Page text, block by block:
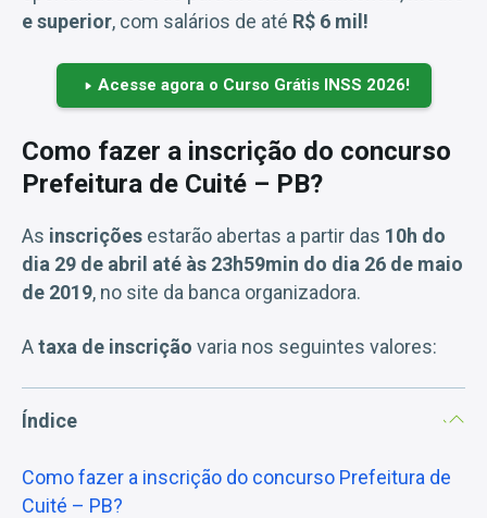
e superior, com salários de até R$ 6 mil!
Acesse agora o Curso Grátis INSS 2026!
Como fazer a inscrição do concurso
Prefeitura de Cuité – PB?
As inscrições estarão abertas a partir das 10h do
dia 29 de abril até às 23h59min do dia 26 de maio
de 2019, no site da banca organizadora.
Ataxa de inscrição varia nos seguintes valores:
Índice
Como fazer a inscrição do concurso Prefeitura de
Cuité – PB?